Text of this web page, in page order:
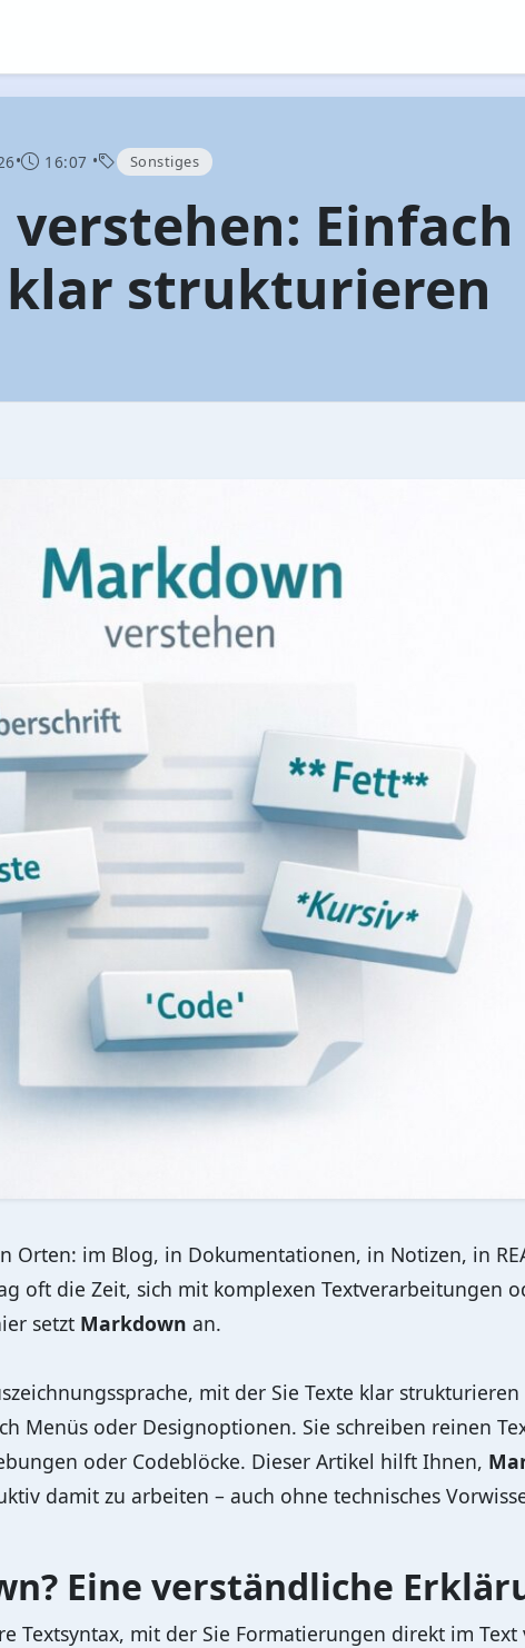
• 16:07 • Sonstiges
Einfach
klar strukturieren
Orten: im Blog, in Dokumentationen, in Notizen, in
oft die Zeit, sich mit komplexen Textverarbeitungen
setzt Markdown an.
mit der Sie Texte klar
Menüs oder Designoptionen. Sie schreiben reinen
oder Codeblöcke. Dieser Artikel hilft Ihnen,
damit zu arbeiten – auch ohne technisches
Eine verständliche
Textsyntax, mit der Sie Formatierungen direkt im